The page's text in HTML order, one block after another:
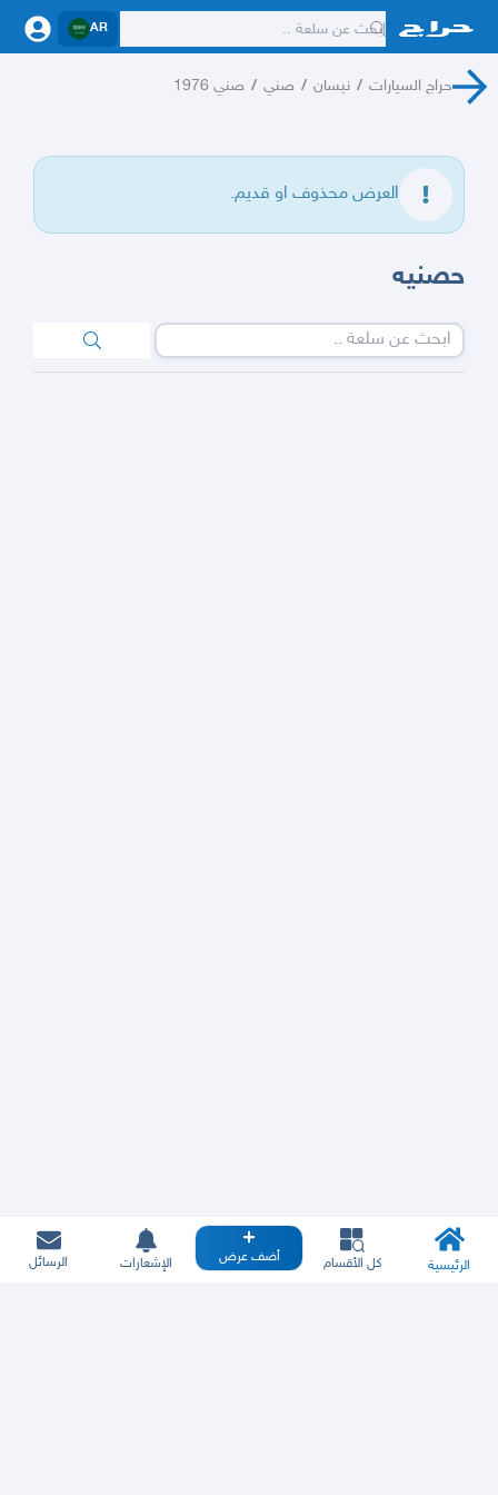
AR
حراج السيارات / نيسان / صني / صني 1976
العرض محذوف او قديم.
حصنيه
الرئيسية كل الأقسام أضف عرض الإشعارات الرسائل